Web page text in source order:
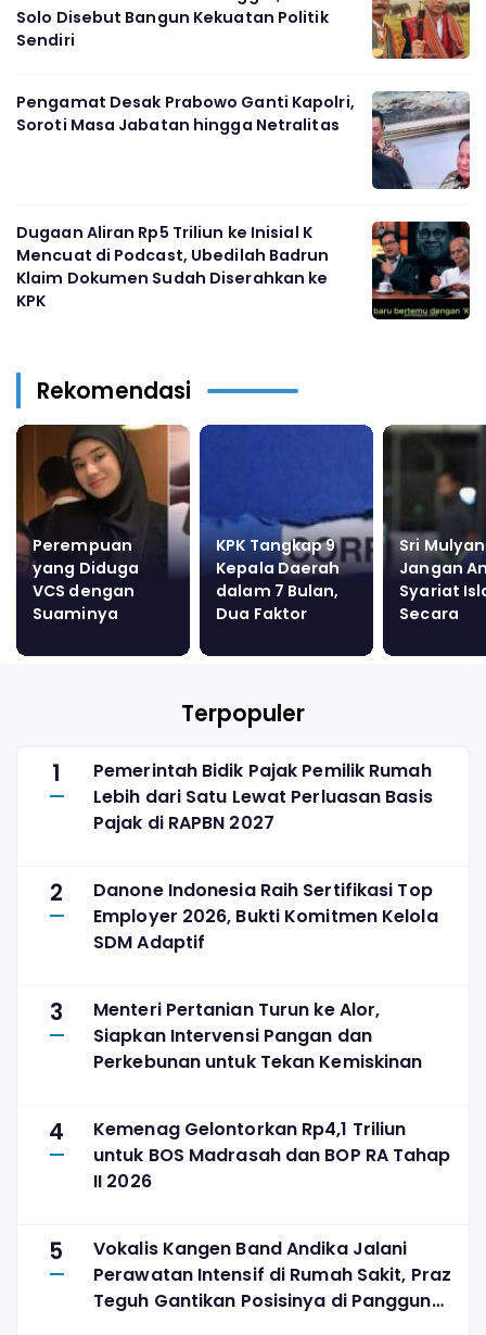
Solo Disebut Bangun Kekuatan Politik
Sendiri
Pengamat Desak Prabowo Ganti Kapolri,
Soroti Masa Jabatan hingga Netralitas
Dugaan Aliran Rp5 Triliun ke Inisial K
Mencuat di Podcast, Ubedilah Badrun
Klaim Dokumen Sudah Diserahkan ke
KPK
Rekomendasi
Perempuan
yang Diduga
VCS dengan
Suaminya
Shinta Rp10,7
KPK Tangkap 9
Kepala Daerah
dalam 7 Bulan,
Dua Faktor
Korupsi
Sri
Jangan
Syariat
Secara
Terpopuler
1
Pemerintah Bidik Pajak Pemilik Rumah
Lebih dari Satu Lewat Perluasan Basis
Pajak di RAPBN 2027
2
Danone Indonesia Raih Sertifikasi Top
Employer 2026, Bukti Komitmen Kelola
SDM Adaptif
3
Menteri Pertanian Turun ke Alor,
Siapkan Intervensi Pangan dan
Perkebunan untuk Tekan Kemiskinan
4
Kemenag Gelontorkan Rp4,1 Triliun
untuk BOS Madrasah dan BOP RA Tahap
II 2026
5
Vokalis Kangen Band Andika Jalani
Perawatan Intensif di Rumah Sakit, Praz
Teguh Gantikan Posisinya di Panggung